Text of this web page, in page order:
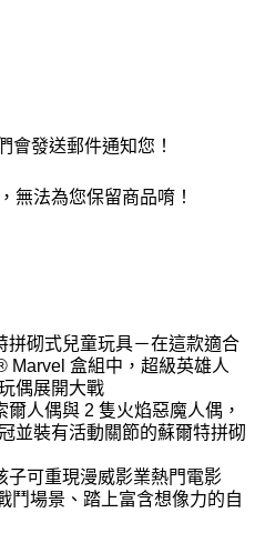
會發送郵件通知您！
無法為您保留商品唷！
拼砌式兒童玩具－在這款適合
Marvel 盒組中，超級英雄人
偶展開大戰
人偶與 2 隻火焰惡魔人偶，
並裝有活動關節的蘇爾特拼砌
子可重現漫威影業熱門電影
鬥場景、踏上富含想像力的自